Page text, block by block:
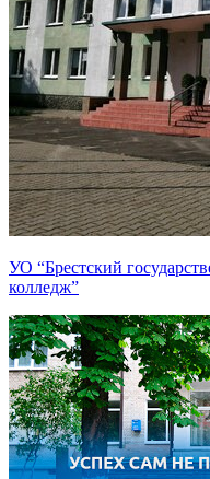
УО “Брестский
колледж”